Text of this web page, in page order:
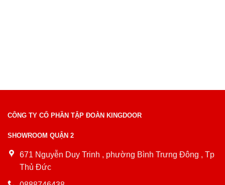
CÔNG TY CỔ PHẦN TẬP ĐOÀN KINGDOOR
SHOWROOM QUẬN 2
671 Nguyễn Duy Trinh , phường Bình Trưng Đông , Tp
Thủ Đức